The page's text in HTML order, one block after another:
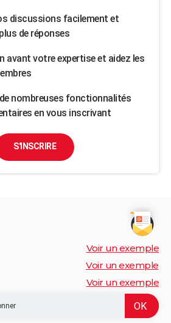
discussions facilement et
de réponses
avant votre expertise et aidez les
nombreuses fonctionnalités
en vous inscrivant
S'INSCRIRE
Voir un exemple
Voir un exemple
Voir un exemple